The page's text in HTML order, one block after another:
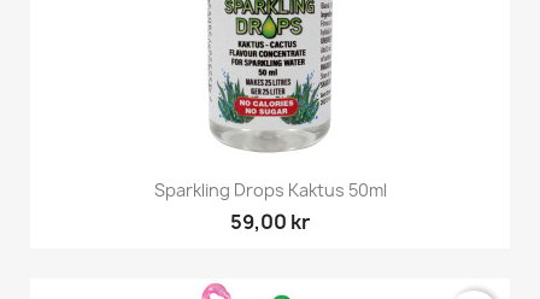
Sparkling Drops Kaktus 50ml
59,00 kr